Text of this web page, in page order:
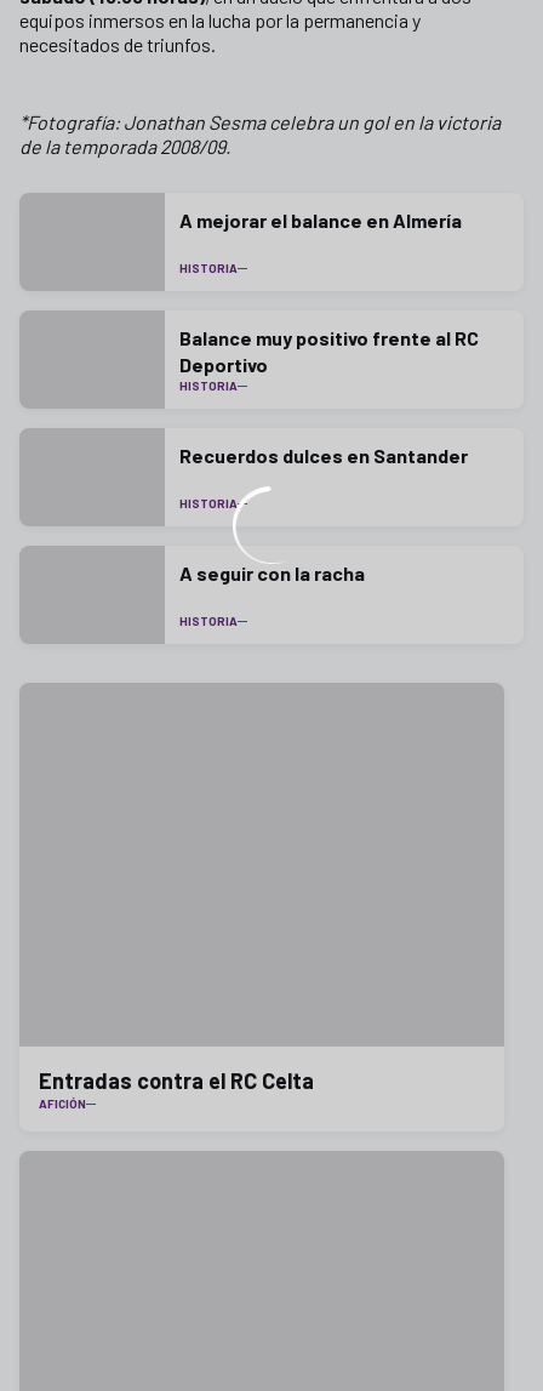
equipos inmersos en la lucha por la permanencia y
necesitados de triunfos.
*Fotografía: Jonathan Sesma celebra un gol en la victoria
de la temporada 2008/09.
A mejorar el balance en Almería
HISTORIA
Balance muy positivo frente al RC
Deportivo
HISTORIA
Recuerdos dulces en Santander
HISTORIA
A seguir con la racha
HISTORIA
Entradas contra el RC Celta
AFICIÓN